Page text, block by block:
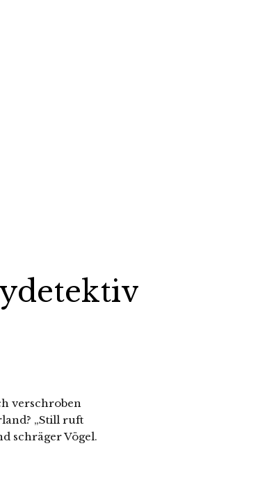
verschroben
„Still ruft
schräger Vögel.